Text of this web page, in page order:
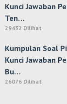
Kunci Jawaban
Ten…
29432 Dilihat
Kumpulan Soal
Kunci Jawaban
Bu…
26076 Dilihat